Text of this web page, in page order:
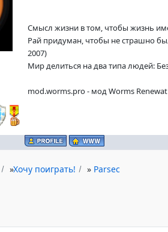
Смысл жизни в том, чтобы жизнь
Рай придуман, чтобы не страшно
2007)
Мир делиться на два типа людей:
mod.worms.pro - мод Worms
»Хочу поиграть! » Parsec